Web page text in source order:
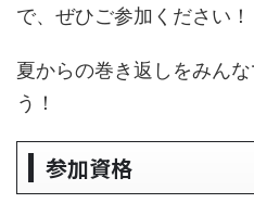
で、ぜひご参加ください！
夏からの巻き返しをみん
う！
参加資格